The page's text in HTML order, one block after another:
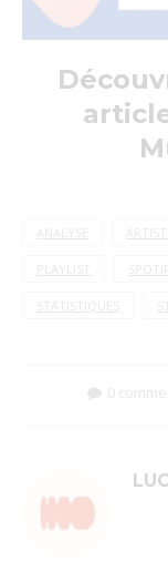
ANALYSE
PLAYLIST
STATISTIQUES
0